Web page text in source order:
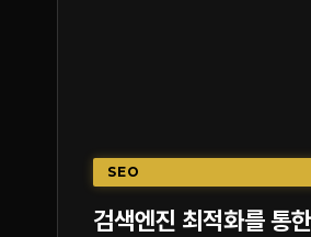
SEO
검색엔진 최적화를 통